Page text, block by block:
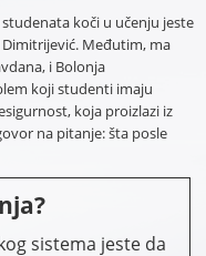
koči u učenju jeste
Međutim, ma
i Bolonja
koji studenti imaju
koja proizlazi iz
na pitanje: šta posle
sistema jeste da